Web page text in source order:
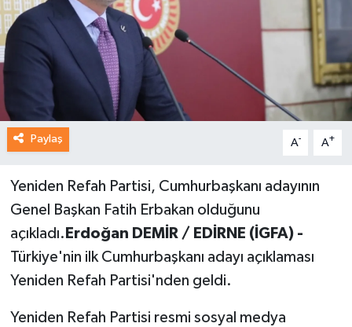
Paylaş A- A+
Yeniden Refah Partisi, Cumhurbaşkanı adayının
Genel Başkan Fatih Erbakan olduğunu
açıkladı. Erdoğan DEMİR / EDİRNE (İGFA) -
Türkiye'nin ilk Cumhurbaşkanı adayı açıklaması
Yeniden Refah Partisi'nden geldi.
Yeniden Refah Partisi resmi sosyal medya
SPOR